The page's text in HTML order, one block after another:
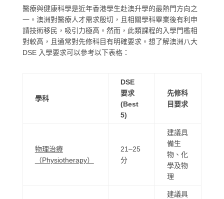
醫療與健康科學是近年香港學生赴澳升學的最熱門方向之
一。澳洲對醫療人才需求殷切，且相關學科畢業後有利申
請技術移民，吸引力極高。然而，此類課程的入學門檻相
對較高，且通常對先修科目有明確要求。想了解澳洲八大
DSE 入學要求可以參考以下表格：
學科
DSE
要求
(Best
5)
先修科
目要求
物理治療
（Physiotherapy）
21–25
分
建議具
備生
物、化
學及物
理
建議具